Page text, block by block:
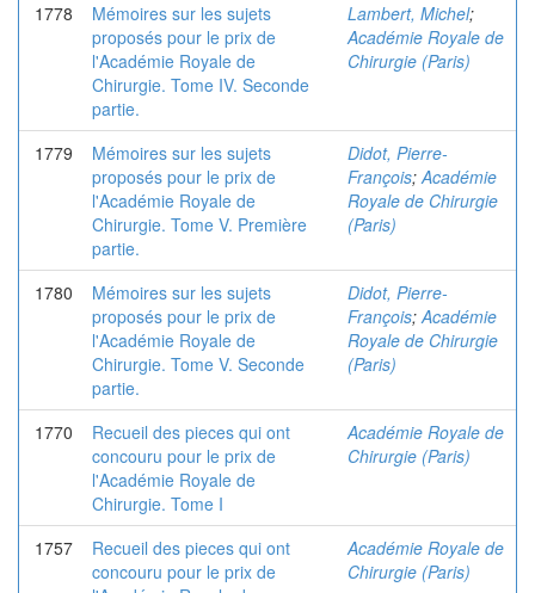
1778
Mémoires sur les sujets
proposés pour le prix de
l'Académie Royale de
Chirurgie. Tome IV. Seconde
partie.
Lambert, Michel;
Académie Royale de
Chirurgie (Paris)
1779
Mémoires sur les sujets
proposés pour le prix de
l'Académie Royale de
Chirurgie. Tome V. Première
partie.
Didot, Pierre-
François;Académie
Royale de Chirurgie
(Paris)
1780
Mémoires sur les sujets
proposés pour le prix de
l'Académie Royale de
Chirurgie. Tome V. Seconde
partie.
Didot, Pierre-
François;Académie
Royale de Chirurgie
(Paris)
1770
Recueil des pieces qui ont
concouru pour le prix de
l'Académie Royale de
Chirurgie. Tome I
Académie Royale de
Chirurgie (Paris)
1757
Recueil des pieces qui ont
concouru pour le prix de
Académie Royale de
Chirurgie (Paris)